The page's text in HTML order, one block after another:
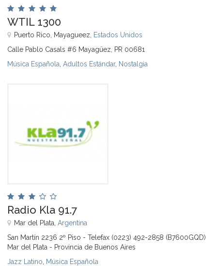
WTIL 1300
Puerto Rico, Mayagueez, Estados Unidos
Calle Pablo Casals #6 Mayagüez, PR 00681
Música Española Adultos Estándar, Nostalgia
Radio Kla 91.7
Mar del Plata, Argentina
San Martín 2236 2º Piso - Telefax (0223) 492-2858 (B7600GQD)
Mar del Plata - Provincia de Buenos Aires
Jazz Latino Música Española